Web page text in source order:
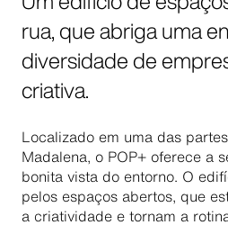
rua, que abriga uma
diversidade de
criativa.
Localizado em uma das
Madalena, o POP+ oferece a
bonita vista do entorno. O
pelos espaços abertos, que
a criatividade e tornam a